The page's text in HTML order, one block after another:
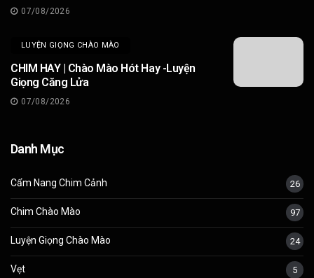
07/08/2026
LUYỆN GIỌNG CHÀO MÀO
CHIM HAY | Chào Mào Hót Hay -Luyện
Giọng Căng Lửa
07/08/2026
Danh Mục
Cẩm Nang Chim Cảnh 26
Chim Chào Mào 97
Luyện Giọng Chào Mào 24
Vẹt 5